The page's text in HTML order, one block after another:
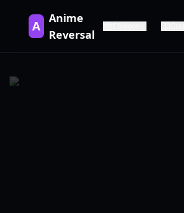
A Anime
Reversal